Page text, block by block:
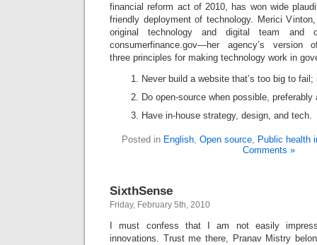
financial reform act of 2010, has won wide
friendly deployment of technology. Merici
original technology and digital team and
consumerfinance.gov—her agency’s version
three principles for making technology work in
Never build a website that’s too big to
Do open-source when possible, preferably
Have in-house strategy, design, and tech.
Posted in English, Open source, Public health
Comments »
SixthSense
Friday, February 5th, 2010
I must confess that I am not easily
innovations. Trust me there, Pranav Mistry